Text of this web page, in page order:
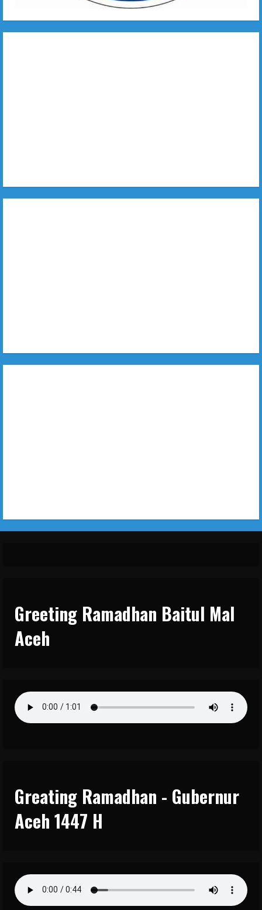
Greeting Ramadhan Baitul Mal
Aceh
Greating Ramadhan - Gubernur
Aceh 1447 H